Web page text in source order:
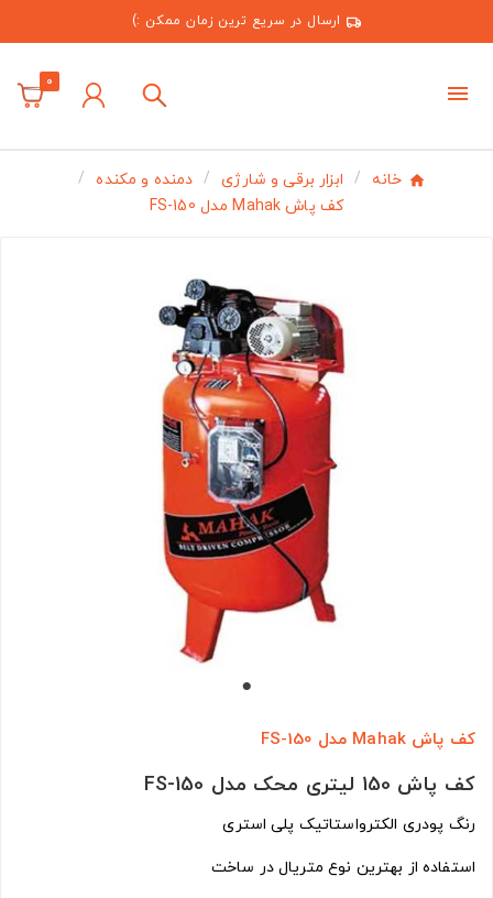
ارسال در سریع ترین زمان ممکن :)
0
خانه ابزار برقی و شارژی
دمنده و مکنده
کف پاش Mahak مدل FS-150
کف پاش Mahak مدل FS-150
کف پاش 150 لیتری محک مدل FS-150
رنگ پودری الکترواستاتیک پلی استری
استفاده از بهترین نوع متریال در ساخت